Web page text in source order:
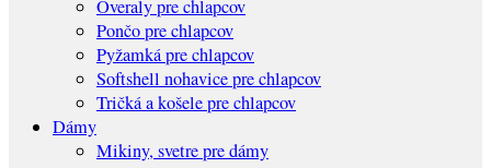
Overaly pre chlapcov
Pončo pre chlapcov
Pyžamká pre chlapcov
Softshell nohavice pre chlapcov
Tričká a košele pre chlapcov
Dámy
Mikiny, svetre pre dámy